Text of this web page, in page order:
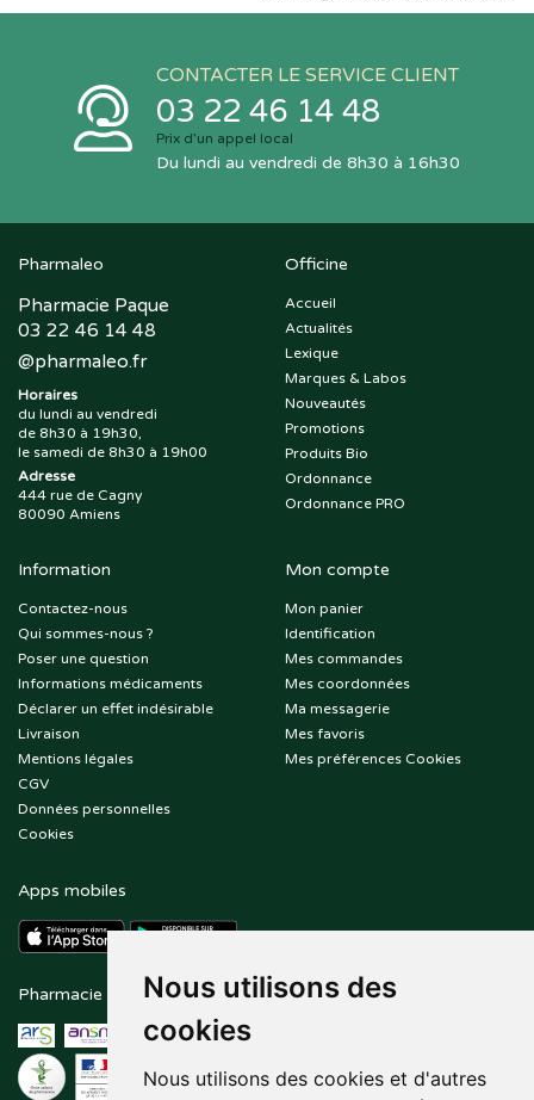
Nous utilisons des
cookies
Nous utilisons des cookies et d'autres
CONTACTER LE SERVICE CLIENT
03 22 46 14 48
Prix d’un appel local
Du lundi au vendredi de 8h30 à 16h30
Pharmaleo
Pharmacie Paque
03 22 46 14 48
@pharmaleo.fr
Horaires
du lundi au vendredi
de 8h30 à 19h30,
le samedi de 8h30 à 19h00
Adresse
444 rue de Cagny
80090 Amiens
Officine
Accueil
Actualités
Lexique
Marques & Labos
Nouveautés
Promotions
Produits Bio
Ordonnance
Ordonnance PRO
Information
Contactez-nous
Qui sommes-nous ?
Poser une question
Informations médicaments
Déclarer un effet indésirable
Livraison
Mentions légales
CGV
Données personnelles
Cookies
Mon compte
Mon panier
Identification
Mes commandes
Mes coordonnées
Ma messagerie
Mes favoris
Mes préférences Cookies
Apps mobiles
Pharmacie en ligne agréée Paiement sécurisé